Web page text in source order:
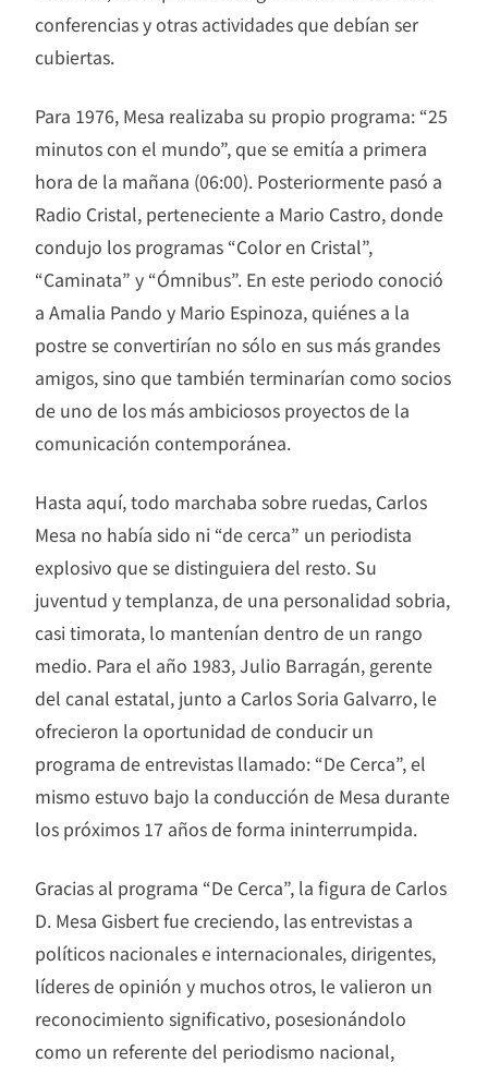
conferencias y otras actividades que debían ser
cubiertas.
Para 1976, Mesa realizaba su propio programa: “25
minutos con el mundo”, que se emitía a primera
hora de la mañana (06:00). Posteriormente pasó a
Radio Cristal, perteneciente a Mario Castro, donde
condujo los programas “Color en Cristal”,
“Caminata” y “Ómnibus”. En este periodo conoció
a Amalia Pando y Mario Espinoza, quiénes a la
postre se convertirían no sólo en sus más grandes
amigos, sino que también terminarían como socios
de uno de los más ambiciosos proyectos de la
comunicación contemporánea.
Hasta aquí, todo marchaba sobre ruedas, Carlos
Mesa no había sido ni “de cerca” un periodista
explosivo que se distinguiera del resto. Su
juventud y templanza, de una personalidad sobria,
casi timorata, lo mantenían dentro de un rango
medio. Para el año 1983, Julio Barragán, gerente
del canal estatal, junto a Carlos Soria Galvarro, le
ofrecieron la oportunidad de conducir un
programa de entrevistas llamado: “De Cerca”, el
mismo estuvo bajo la conducción de Mesa durante
los próximos 17 años de forma ininterrumpida.
Gracias al programa “De Cerca”, la figura de Carlos
D. Mesa Gisbert fue creciendo, las entrevistas a
políticos nacionales e internacionales, dirigentes,
líderes de opinión y muchos otros, le valieron un
reconocimiento significativo, posesionándolo
como un referente del periodismo nacional,